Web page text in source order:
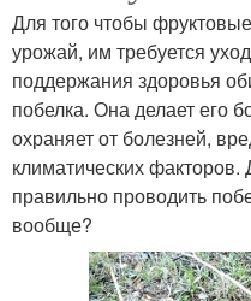
Для того чтобы
урожай, им требуется
поддержания здоровья
побелка. Она делает его
охраняет от болезней,
климатических
правильно проводить
вообще?